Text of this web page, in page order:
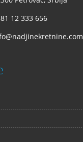
12 333 656